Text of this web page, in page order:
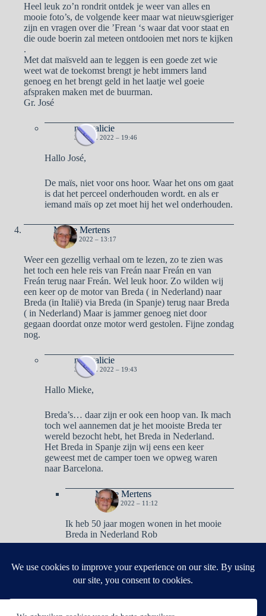
Heel leuk zo’n rondrit ontdek je weer van alles en
mooie foto’s, de volgende keer maar wat nieuwsgieriger
zijn en vragen over die ’Frean ‘s waar dat voor staat en
die oude boerin zal meteen ontdooien met nors te kijken
.
Met dat maïsveld aan te leggen is een goede zet wie
weet wat de toekomst brengt je hebt immers land
genoeg en het brengt geld in het laatje wel goeie
afspraken maken met de buurman.
Gr. José
naargalicie
3 APRIL 2022 – 19:46
Hallo José,
De maïs, niet voor ons hoor. Waar het ons om gaat
is dat het perceel onderhouden wordt. en als er
iemand maïs op zet moet hij het wel onderhouden.
Mieke Mertens
3 APRIL 2022 – 13:17
Weer een gezellig verhaal om te lezen, zo te zien was
het toch een hele reis van Freán naar Freán en van
Freán terug naar Freán. Wel leuk hoor. Zo wilden wij
een keer op de motor van Breda ( in Nederland) naar
Breda (in Italië) via Breda (in Spanje) terug naar Breda
( in Nederland) Maar is jammer genoeg niet door
gegaan doordat onze motor werd gestolen. Fijne zondag
nog.
naargalicie
3 APRIL 2022 – 19:43
Hallo Mieke,
Breda’s… daar zijn er ook een hoop van. Ik mach
toch wel aannemen dat je het mooiste Breda ter
wereld bezocht hebt, het Breda in Nederland.
Het Breda in Spanje zijn wij eens een keer
geweest met de camper toen we opweg waren
naar Barcelona.
Mieke Mertens
7 APRIL 2022 – 11:12
Ik heb 50 jaar mogen wonen in het mooie
Breda in Nederland Rob
Reacties zijn gesloten.